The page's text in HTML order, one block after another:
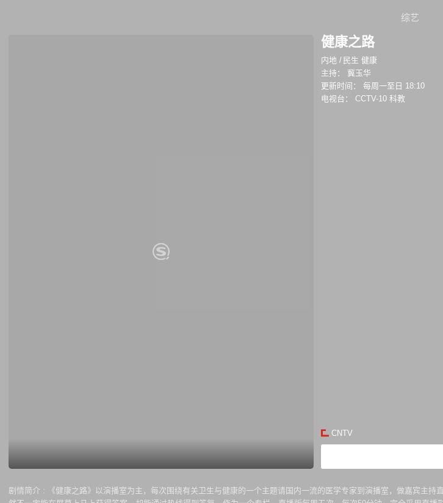
综艺
健康之路
内地 / 民生 健康
主持：
冀玉华
更新时间：
每周一至日 18:10
电视台：
CCTV-10 科教
CNTV
剧情简介 :
《健康之路》以演播室为主，每次围绕有关卫生与健康的一个主题请国内一流的医学专家到演播室，做嘉宾主